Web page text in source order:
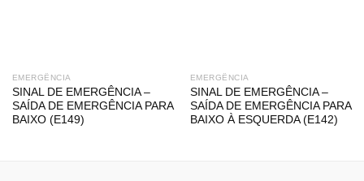
EMERGÊNCIA
SINAL DE EMERGÊNCIA –
SAÍDA DE EMERGÊNCIA PARA
BAIXO (E149)
EMERGÊNCIA
SINAL DE EMERGÊNCIA –
SAÍDA DE EMERGÊNCIA PARA
BAIXO À ESQUERDA (E142)